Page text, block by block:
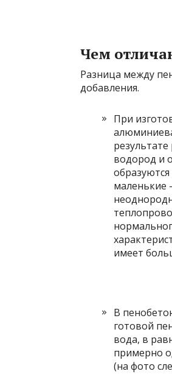
Чем
Разница между
добавления.
При
водород и
маленькие
имеет
В
готовой
вода, в
примерно
(на фото